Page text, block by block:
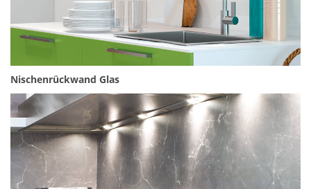
Nischenrückwand Glas